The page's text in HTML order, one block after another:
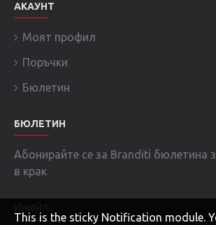
АКАУНТ
Моят профил
Поръчки
Бюлетин
БЮЛЕТИН
Абонирайте се за Branditi бюлетина
в крак
This is the sticky Notification module.